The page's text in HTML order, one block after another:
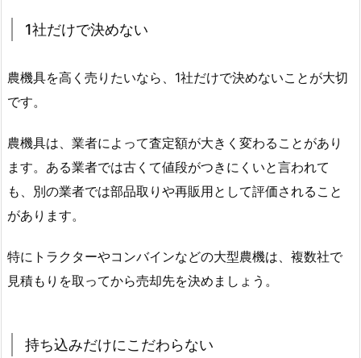
1社だけで決めない
農機具を高く売りたいなら、1社だけで決めないことが大切
です。
農機具は、業者によって査定額が大きく変わることがあり
ます。ある業者では古くて値段がつきにくいと言われて
も、別の業者では部品取りや再販用として評価されること
があります。
特にトラクターやコンバインなどの大型農機は、複数社で
見積もりを取ってから売却先を決めましょう。
持ち込みだけにこだわらない